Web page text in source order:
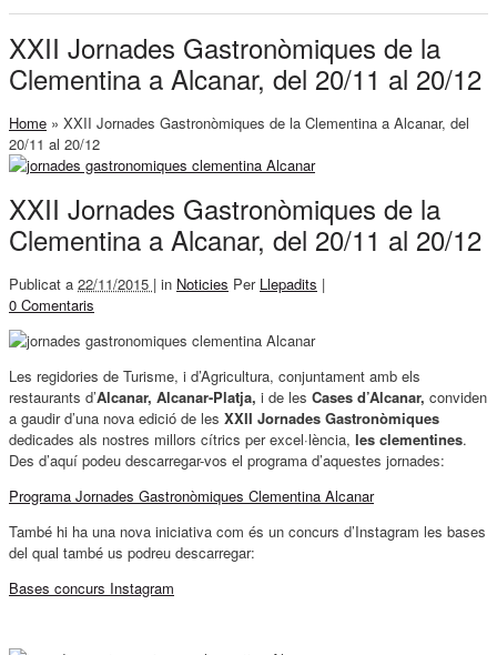
XXII Jornades Gastronòmiques de la
Clementina a Alcanar, del 20/11 al 20/12
Home » XXII Jornades Gastronòmiques de la Clementina a Alcanar, del
20/11 al 20/12
XXII Jornades Gastronòmiques de la
Clementina a Alcanar, del 20/11 al 20/12
Publicat a 22/11/2015 | in Noticies Per Llepadits |
0 Comentaris
Les regidories de Turisme, i d’Agricultura, conjuntament amb els
restaurants d’Alcanar, Alcanar-Platja, i de les Cases d’Alcanar, conviden
a gaudir d’una nova edició de les XXII Jornades Gastronòmiques
dedicades als nostres millors cítrics per excel·lència, les clementines.
Des d’aquí podeu descarregar-vos el programa d’aquestes jornades:
Programa Jornades Gastronòmiques Clementina Alcanar
També hi ha una nova iniciativa com és un concurs d’Instagram les bases
del qual també us podreu descarregar:
Bases concurs Instagram